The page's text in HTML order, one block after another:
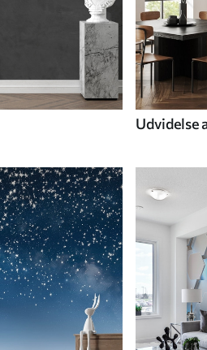
Udvidelse